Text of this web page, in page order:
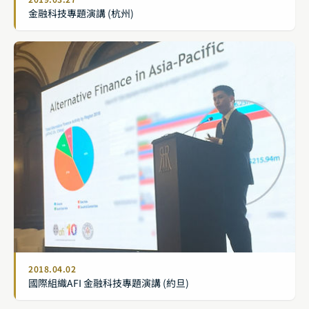
金融科技專題演講 (杭州)
2018.04.02
國際組織AFI 金融科技專題演講 (約旦)